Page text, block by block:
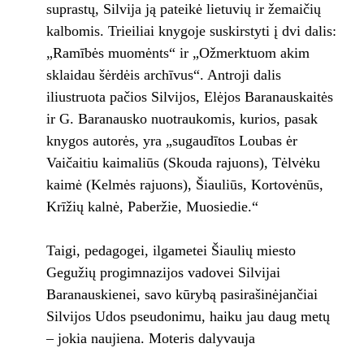
suprastų, Silvija ją pateikė lietuvių ir žemaičių
kalbomis. Trieiliai knygoje suskirstyti į dvi dalis:
„Ramībės muomėnts“ ir „Ožmerktuom akim
sklaidau šėrdėis archīvus“. Antroji dalis
iliustruota pačios Silvijos, Elėjos Baranauskaitės
ir G. Baranausko nuotraukomis, kurios, pasak
knygos autorės, yra „sugaudītos Loubas ėr
Vaičaitiu kaimaliūs (Skouda rajuons), Tėlvėku
kaimė (Kelmės rajuons), Šiauliūs, Kortovėnūs,
Krīžių kalnė, Paberžie, Muosiedie.“
Taigi, pedagogei, ilgametei Šiaulių miesto
Gegužių progimnazijos vadovei Silvijai
Baranauskienei, savo kūrybą pasirašinėjančiai
Silvijos Udos pseudonimu, haiku jau daug metų
– jokia naujiena. Moteris dalyvauja